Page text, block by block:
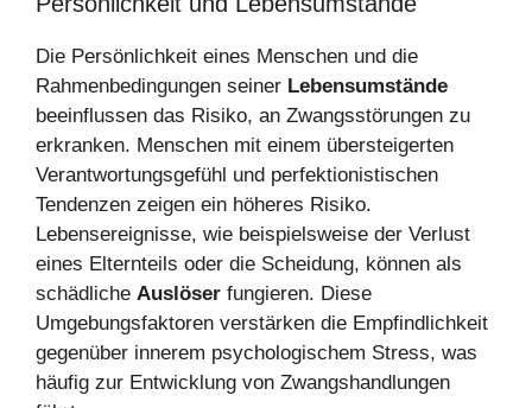
Die Persönlichkeit eines Menschen und die
Rahmenbedingungen seiner Lebensumstände
beeinflussen das Risiko, an Zwangsstörungen zu
erkranken. Menschen mit einem übersteigerten
Verantwortungsgefühl und perfektionistischen
Tendenzen zeigen ein höheres Risiko.
Lebensereignisse, wie beispielsweise der Verlust
eines Elternteils oder die Scheidung, können als
schädliche Auslöser fungieren. Diese
Umgebungsfaktoren verstärken die Empfindlichkeit
gegenüber innerem psychologischem Stress, was
häufig zur Entwicklung von Zwangshandlungen